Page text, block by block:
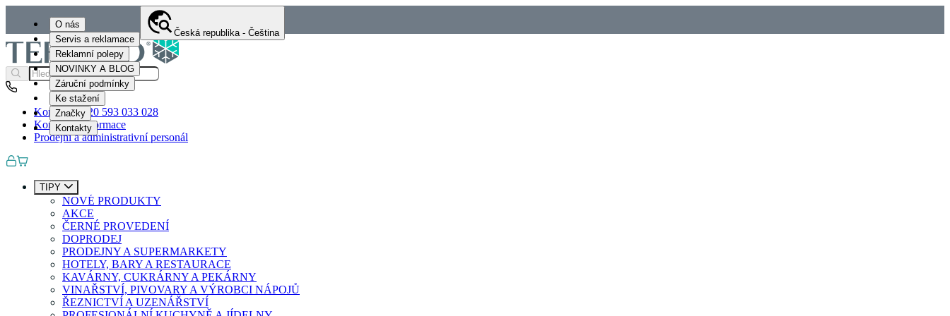
O nás
Servis a reklamace
Reklamní polepy
NOVINKY A BLOG
Záruční podmínky
Ke stažení
Značky
Kontakty
Česká republika - Čeština
Kontakty+420 593 033 028
Kontaktní informace
Prodejní a administrativní personál
TIPY
NOVÉ PRODUKTY
AKCE
ČERNÉ PROVEDENÍ
DOPRODEJ
PRODEJNY A SUPERMARKETY
HOTELY, BARY A RESTAURACE
KAVÁRNY, CUKRÁRNY A PEKÁRNY
VINAŘSTVÍ, PIVOVARY A VÝROBCI NÁPOJŮ
ŘEZNICTVÍ A UZENÁŘSTVÍ